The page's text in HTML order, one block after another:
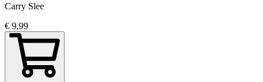
Carry Slee
€ 9,99